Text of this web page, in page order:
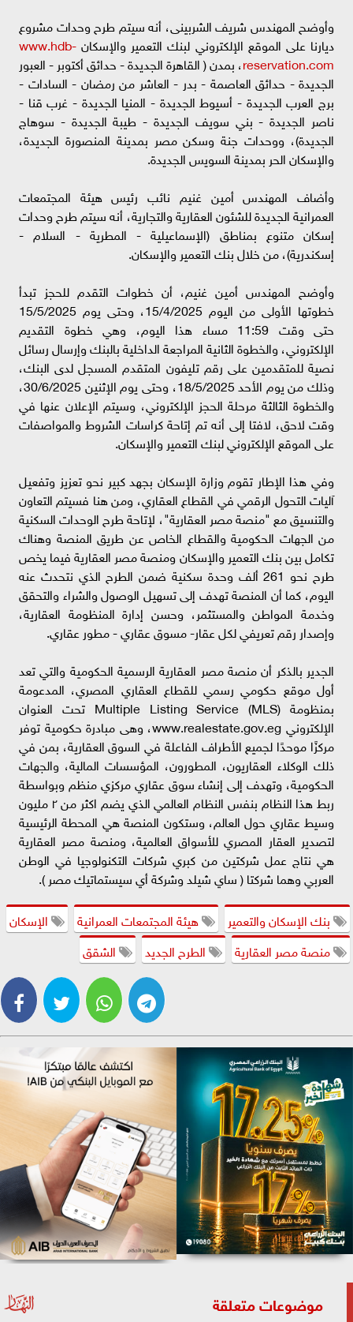
وأوضح المهندس شريف الشربينى، أنه سيتم طرح وحدات مشروع
ديارنا على الموقع الإلكتروني لبنك التعمير والإسكان www.hdb-
reservation.com، بمدن ( القاهرة الجديدة - حدائق أكتوبر - العبور
الجديدة - حدائق العاصمة - بدر - العاشر من رمضان - السادات -
برج العرب الجديدة - أسيوط الجديدة - المنيا الجديدة - غرب قنا -
ناصر الجديدة - بني سويف الجديدة - طيبة الجديدة - سوهاج
الجديدة)، ووحدات جنة وسكن مصر بمدينة المنصورة الجديدة،
والإسكان الحر بمدينة السويس الجديدة.
وأضاف المهندس أمين غنيم نائب رئيس هيئة المجتمعات
العمرانية الجديدة للشئون العقارية والتجارية، أنه سيتم طرح وحدات
إسكان متنوع بمناطق (الإسماعيلية - المطرية - السلام -
إسكندرية)، من خلال بنك التعمير والإسكان.
وأوضح المهندس أمين غنيم، أن خطوات التقدم للحجز تبدأ
خطوتها الأولى من اليوم 15/4/2025، وحتى يوم 15/5/2025
حتى وقت 11:59 مساء هذا اليوم، وهي خطوة التقديم
الإلكتروني، والخطوة الثانية المراجعة الداخلية بالبنك وإرسال رسائل
نصية للمتقدمين على رقم تليفون المتقدم المسجل لدى البنك،
وذلك من يوم الأحد 18/5/2025، وحتى يوم الإثنين 30/6/2025،
والخطوة الثالثة مرحلة الحجز الإلكتروني، وسيتم الإعلان عنها في
وقت لاحق، لافتا إلى أنه تم إتاحة كراسات الشروط والمواصفات
على الموقع الإلكتروني لبنك التعمير والإسكان.
وفي هذا الإطار تقوم وزارة الإسكان بجهد كبير نحو تعزيز وتفعيل
آليات التحول الرقمي في القطاع العقاري، ومن هنا فسيتم التعاون
والتنسيق مع "منصة مصر العقارية"، لإتاحة طرح الوحدات السكنية
من الجهات الحكومية والقطاع الخاص عن طريق المنصة وهناك
تكامل بين بنك التعمير والإسكان ومنصة مصر العقارية فيما يخص
طرح نحو 261 ألف وحدة سكنية ضمن الطرح الذي نتحدث عنه
اليوم، كما أن المنصة تهدف إلى تسهيل الوصول والشراء والتحقق
وخدمة المواطن والمستثمر، وحسن إدارة المنظومة العقارية،
وإصدار رقم تعريفي لكل عقار- مسوق عقاري - مطور عقاري.
الجدير بالذكر أن منصة مصر العقارية الرسمية الحكومية والتي تعد
أول موقع حكومي رسمي للقطاع العقاري المصري، المدعومة
بمنظومة (MLS) Multiple Listing Service تحت العنوان
الإلكتروني www.realestate.gov.eg، وهى مبادرة حكومية توفر
مركزًا موحدًا لجميع الأطراف الفاعلة في السوق العقارية، بمن في
ذلك الوكلاء العقاريون، المطورون، المؤسسات المالية، والجهات
الحكومية، وتهدف إلى إنشاء سوق عقاري مركزي منظم وبواسطة
ربط هذا النظام بنفس النظام العالمي الذي يضم اكثر من ٢ مليون
وسيط عقاري حول العالم، وستكون المنصة هي المحطة الرئيسية
لتصدير العقار المصري للأسواق العالمية، ومنصة مصر العقارية
هي نتاج عمل شركتين من كبري شركات التكنولوجيا في الوطن
العربي وهما شركتا ( ساي شيلد وشركة أي سيستماتيك مصر ).
بنك الإسكان والتعمير
هيئة المجتمعات العمرانية
الإسكان
منصة مصر العقارية
الطرح الجديد الشقق
موضوعات متعلقة